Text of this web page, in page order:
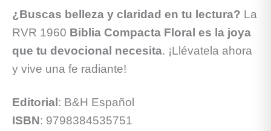
¿Buscas belleza y claridad en tu lectura? La
RVR 1960 Biblia Compacta Floral es la joya
que tu devocional necesita. ¡Llévatela ahora
y vive una fe radiante!
Editorial : B&H Español
ISBN: 9798384535751